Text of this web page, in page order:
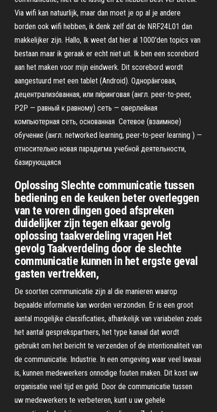
Via wifi kan natuurlijk, maar dan moet je op al je andere
borden ook wifi hebben, ik denk zelf dat de NRF24L01 dan
makkelijker zijn. Hallo, Ik weet dat hier al 1000'den topics van
bestaan maar ik geraak er echt niet uit. Ik ben een scorebord
aan het maken voor mijn eindwerk. Dit scorebord wordt
aangestuurd met een tablet (Android). Однора́нговая,
децентрализо́ванная, или пи́ринговая (англ. peer-to-peer,
P2P — равный к равному) сеть — оверлейная
компьютерная сеть, основанная Сетевое (взаимное)
обучение (англ. networked learning, peer-to-peer learning ) —
относительно новая парадигма учебной деятельности,
базирующаяся
Oplossing Slechte communicatie tussen
bediening en de keuken beter overleggen
van te voren dingen goed afspreken
duidelijker zijn tegen elkaar gevolg
oplossing taakverdeling vragen Het
gevolg Taakverdeling door de slechte
communicatie kunnen in het ergste geval
gasten vertrekken,
De soorten communicatie zijn al die manieren waarop
bepaalde informatie kan worden verzonden. Er is een groot
aantal mogelijke classificaties, afhankelijk van variabelen zoals
het aantal gesprekspartners, het type kanaal dat wordt
gebruikt om het bericht te verzenden of de intentionaliteit van
de communicatie. Industrie. In een omgeving waar veel lawaai
is, kunnen medewerkers onnodige fouten maken. Dit kost uw
organisatie veel tijd en geld. Door de communicatie tussen
uw medewerkers te verbeteren, kunt u uw gehele